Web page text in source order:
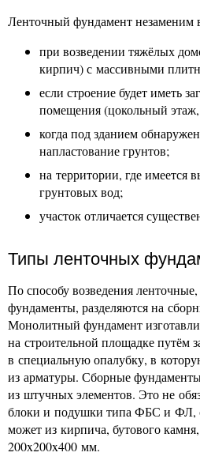
Ленточный фундамент незаменим
при возведении тяжёлых
кирпич) с массивными
если строение будет иметь
помещения (цокольный
когда под зданием
напластование грунтов;
на территории, где имеется
грунтовых вод;
участок отличается
Типы ленточных
По способу возведения
фундаменты, разделяются на
Монолитный фундамент
на строительной площадке путём
в специальную опалубку, в
из арматуры. Сборные
из штучных элементов. Это не
блоки и подушки типа ФБС и ФЛ,
может из кирпича, бутового
200x200x400 мм.